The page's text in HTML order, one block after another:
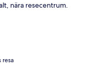
nära resecentrum.
resa